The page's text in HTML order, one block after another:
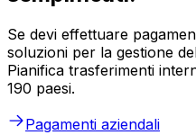
Se devi effettuare
soluzioni per la gestione
Pianifica trasferimenti
190 paesi.
Pagamenti aziendali